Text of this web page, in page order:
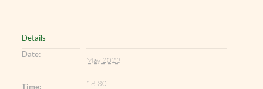
Details
Date:
May 2023
Time: 18:30